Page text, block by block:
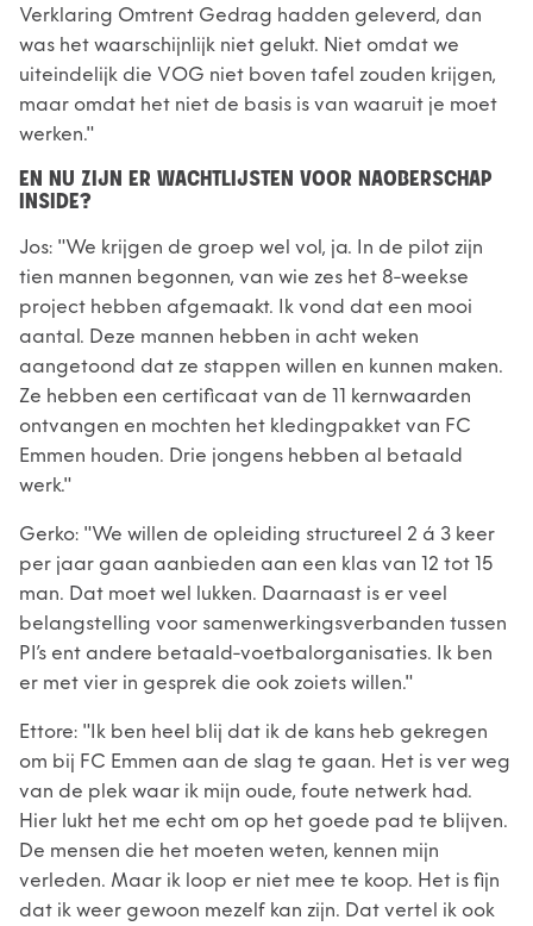
Verklaring Omtrent Gedrag hadden geleverd, dan
was het waarschijnlijk niet gelukt. Niet omdat we
uiteindelijk die VOG niet boven tafel zouden krijgen,
maar omdat het niet de basis is van waaruit je moet
werken."
EN NU ZIJN ER WACHTLIJSTEN VOOR NAOBERSCHAP
INSIDE?
Jos: "We krijgen de groep wel vol, ja. In de pilot zijn
tien mannen begonnen, van wie zes het 8-weekse
project hebben afgemaakt. Ik vond dat een mooi
aantal. Deze mannen hebben in acht weken
aangetoond dat ze stappen willen en kunnen maken.
Ze hebben een certificaat van de 11 kernwaarden
ontvangen en mochten het kledingpakket van FC
Emmen houden. Drie jongens hebben al betaald
werk."
Gerko: "We willen de opleiding structureel 2 á 3 keer
per jaar gaan aanbieden aan een klas van 12 tot 15
man. Dat moet wel lukken. Daarnaast is er veel
belangstelling voor samenwerkingsverbanden tussen
PI’s ent andere betaald-voetbalorganisaties. Ik ben
er met vier in gesprek die ook zoiets willen."
Ettore: "Ik ben heel blij dat ik de kans heb gekregen
om bij FC Emmen aan de slag te gaan. Het is ver weg
van de plek waar ik mijn oude, foute netwerk had.
Hier lukt het me echt om op het goede pad te blijven.
De mensen die het moeten weten, kennen mijn
verleden. Maar ik loop er niet mee te koop. Het is fijn
dat ik weer gewoon mezelf kan zijn. Dat vertel ik ook